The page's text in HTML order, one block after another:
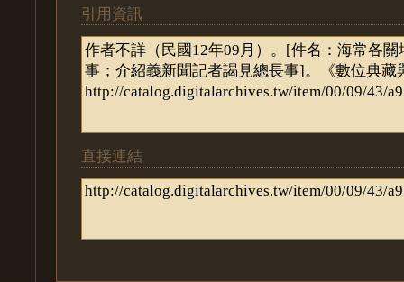
引用資訊
直接連結